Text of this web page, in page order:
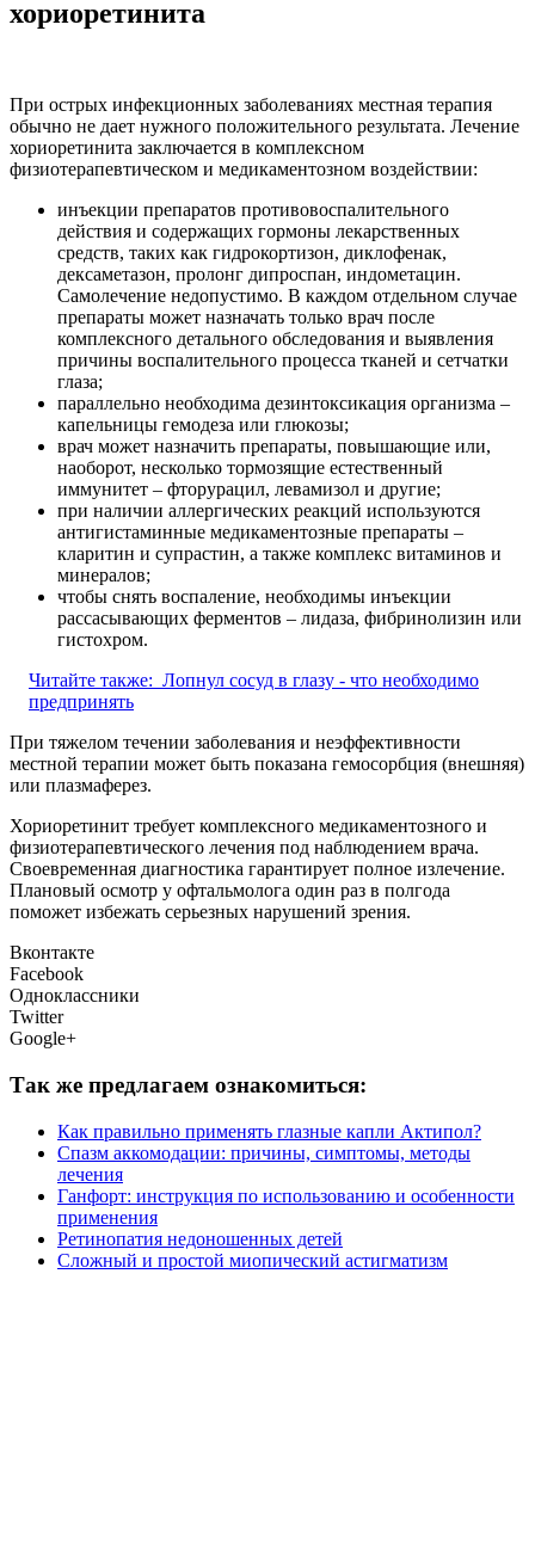
хориоретинита
При острых инфекционных заболеваниях местная терапия
обычно не дает нужного положительного результата. Лечение
хориоретинита заключается в комплексном
физиотерапевтическом и медикаментозном воздействии:
инъекции препаратов противовоспалительного
действия и содержащих гормоны лекарственных
средств, таких как гидрокортизон, диклофенак,
дексаметазон, пролонг дипроспан, индометацин.
Самолечение недопустимо. В каждом отдельном случае
препараты может назначать только врач после
комплексного детального обследования и выявления
причины воспалительного процесса тканей и сетчатки
глаза;
параллельно необходима дезинтоксикация организма –
капельницы гемодеза или глюкозы;
врач может назначить препараты, повышающие или,
наоборот, несколько тормозящие естественный
иммунитет – фторурацил, левамизол и другие;
при наличии аллергических реакций используются
антигистаминные медикаментозные препараты –
кларитин и супрастин, а также комплекс витаминов и
минералов;
чтобы снять воспаление, необходимы инъекции
рассасывающих ферментов – лидаза, фибринолизин или
гистохром.
Читайте также: Лопнул сосуд в глазу - что необходимо
предпринять
При тяжелом течении заболевания и неэффективности
местной терапии может быть показана гемосорбция (внешняя)
или плазмаферез.
Хориоретинит требует комплексного медикаментозного и
физиотерапевтического лечения под наблюдением врача.
Своевременная диагностика гарантирует полное излечение.
Плановый осмотр у офтальмолога один раз в полгода
поможет избежать серьезных нарушений зрения.
Вконтакте
Facebook
Одноклассники
Twitter
Google+
Так же предлагаем ознакомиться:
Как правильно применять глазные капли Актипол?
Спазм аккомодации: причины, симптомы, методы
лечения
Ганфорт: инструкция по использованию и особенности
применения
Ретинопатия недоношенных детей
Сложный и простой миопический астигматизм